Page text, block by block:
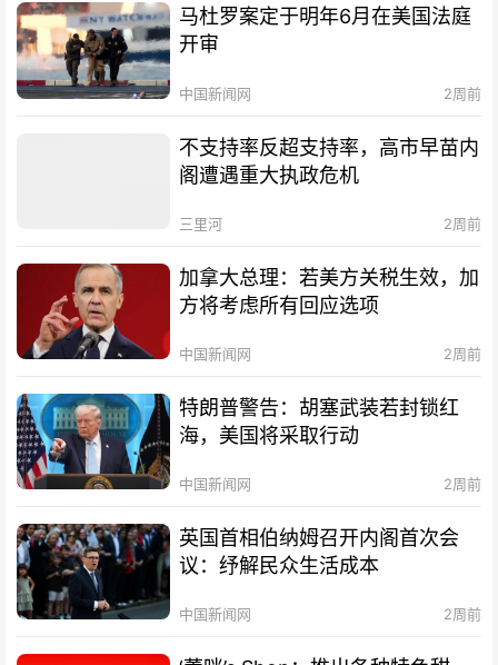
马杜罗案定于明年6月在美国法庭
开审
中国新闻网 2周前
不支持率反超支持率，高市早苗内
阁遭遇重大执政危机
三里河 2周前
加拿大总理：若美方关税生效，加
方将考虑所有回应选项
中国新闻网 2周前
特朗普警告：胡塞武装若封锁红
海，美国将采取行动
中国新闻网 2周前
英国首相伯纳姆召开内阁首次会
议：纾解民众生活成本
中国新闻网 2周前